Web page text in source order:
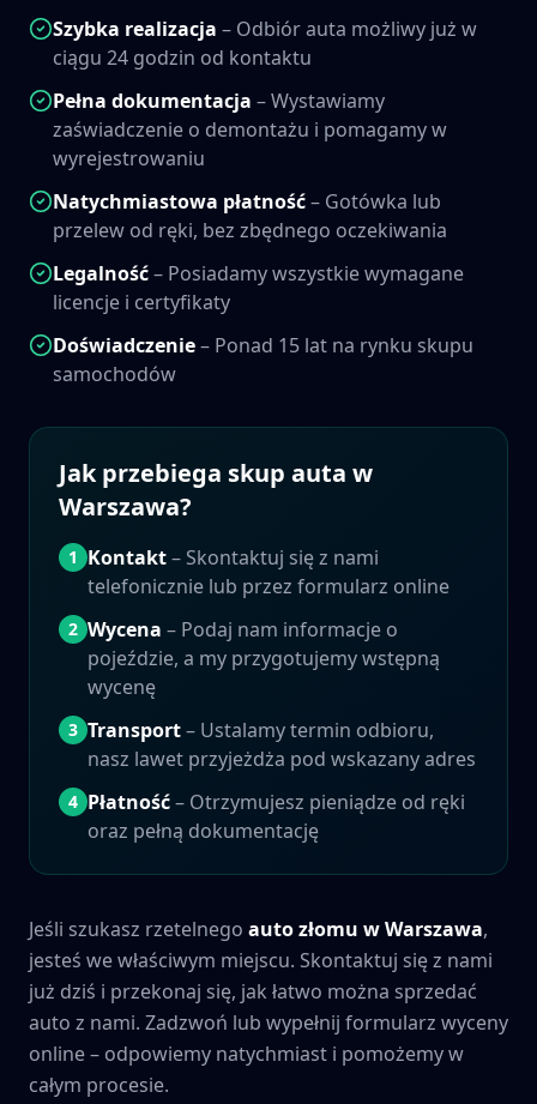
Szybka realizacja – Odbiór auta możliwy już w
ciągu 24 godzin od kontaktu
Pełna dokumentacja – Wystawiamy
zaświadczenie o demontażu i pomagamy w
wyrejestrowaniu
Natychmiastowa płatność– Gotówka lub
przelew od ręki, bez zbędnego oczekiwania
Legalność– Posiadamy wszystkie wymagane
licencje i certyfikaty
Doświadczenie– Ponad 15 lat na rynku skupu
samochodów
Jak przebiega skup auta w
Warszawa?
1 Kontakt– Skontaktuj się z nami
telefonicznie lub przez formularz online
2 Wycena – Podaj nam informacje o
pojeździe, a my przygotujemy wstępną
wycenę
3 Transport– Ustalamy termin odbioru,
nasz lawet przyjeżdża pod wskazany adres
4 Płatność– Otrzymujesz pieniądze od ręki
oraz pełną dokumentację
Jeśli szukasz rzetelnego auto złomu wWarszawa,
jesteś we właściwym miejscu. Skontaktuj się z nami
już dziś i przekonaj się, jak łatwo można sprzedać
auto z nami. Zadzwoń lub wypełnij formularz wyceny
online – odpowiemy natychmiast i pomożemy w
całym procesie.